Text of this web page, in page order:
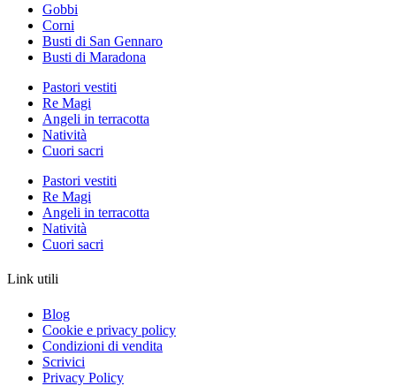
Gobbi
Corni
Busti di San Gennaro
Busti di Maradona
Pastori vestiti
Re Magi
Angeli in terracotta
Natività
Cuori sacri
Pastori vestiti
Re Magi
Angeli in terracotta
Natività
Cuori sacri
Link utili
Blog
Cookie e privacy policy
Condizioni di vendita
Scrivici
Privacy Policy